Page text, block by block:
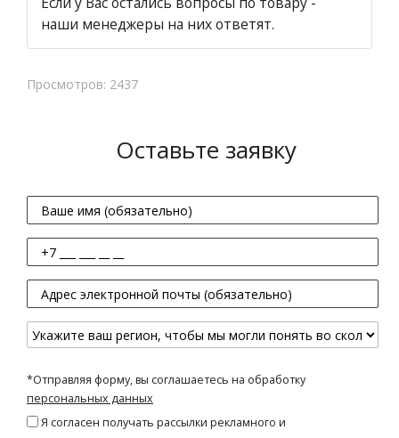
наши менеджеры на них ответят.
Просмотров: 2437
Оставьте заявку
*Отправляя форму, вы соглашаетесь на обработку
персональных данных
Я согласен получать рассылки рекламного и